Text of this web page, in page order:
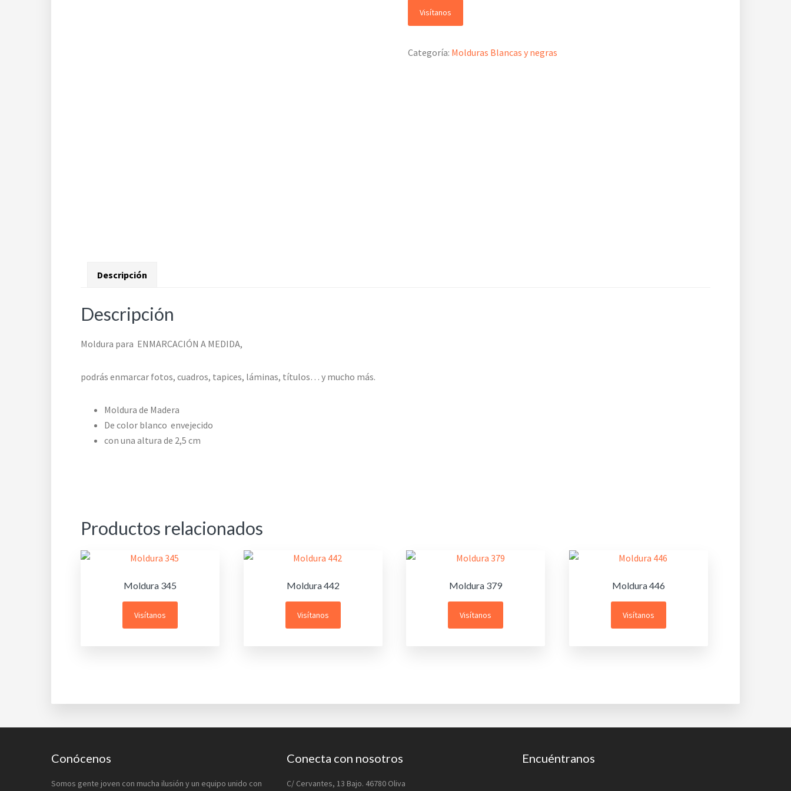
Visítanos
Categoría: Molduras Blancas y negras
Descripción
Descripción
Moldura para ENMARCACIÓN A MEDIDA,
podrás enmarcar fotos, cuadros, tapices, láminas, títulos… y mucho más.
Moldura de Madera
De color blanco envejecido
con una altura de 2,5 cm
Productos relacionados
Moldura 345
Visítanos
Moldura 442
Visítanos
Moldura 379
Visítanos
Moldura 446
Visítanos
FooterConócenos
Somos gente joven con mucha ilusión y un equipo unido con
Conecta con nosotros
C/ Cervantes, 13 Bajo. 46780 Oliva
Encuéntranos